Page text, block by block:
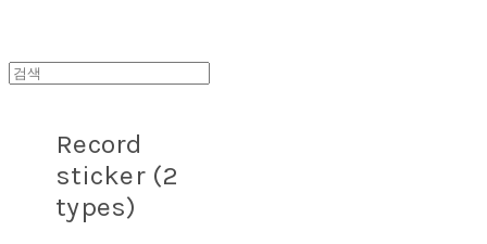
Record
sticker (2
types)